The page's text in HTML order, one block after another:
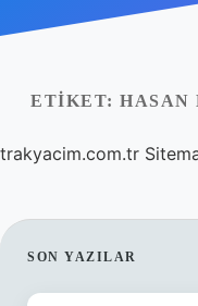
Yasal Uyarı
Hakkımızda
ETIKET: HASAN
trakyacim.com.tr
SIDEBAR
SON YAZILAR